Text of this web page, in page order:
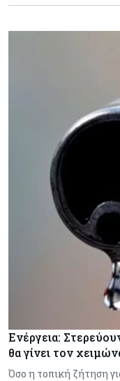
Ενέργεια:
θα γίνει τον
Όσο η τοπική ζήτηση